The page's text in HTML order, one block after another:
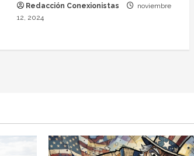
Redacción Conexionistas
noviembre
12, 2024